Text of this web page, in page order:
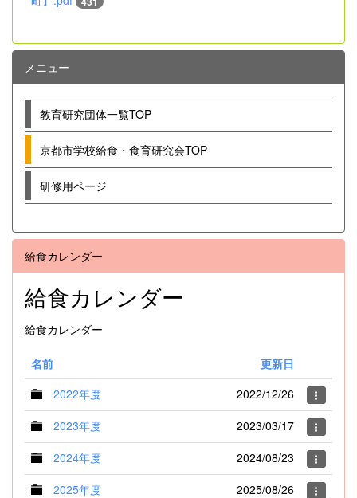
メニュー
教育研究団体一覧TOP
京都市学校給食・食育研究会TOP
研修用ページ
給食カレンダー
給食カレンダー
給食カレンダー
名前
更新日
2022年度
2022/12/26
2023年度
2023/03/17
2024年度
2024/08/23
2025年度
2025/08/26